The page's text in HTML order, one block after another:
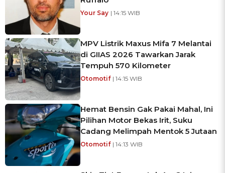
Your Say | 14:15 WIB
MPV Listrik Maxus Mifa 7 Melantai
di GIIAS 2026 Tawarkan Jarak
Tempuh 570 Kilometer
Otomotif | 14:15 WIB
Hemat Bensin Gak Pakai Mahal, Ini
Pilihan Motor Bekas Irit, Suku
Cadang Melimpah Mentok 5 Jutaan
Otomotif | 14:13 WIB